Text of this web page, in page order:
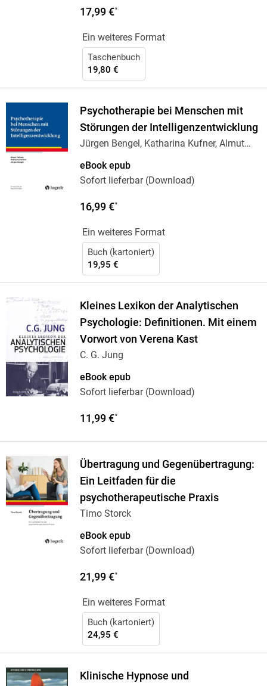
17,99 €*
Ein weiteres Format
Taschenbuch
19,80 €
Psychotherapie bei Menschen mit
Störungen der Intelligenzentwicklung
Jürgen Bengel, Katharina Kufner, Almut
eBook epub
Sofort lieferbar (Download)
16,99 €*
Ein weiteres Format
Buch (kartoniert)
19,95 €
Kleines Lexikon der Analytischen
Psychologie: Definitionen. Mit einem
Vorwort von Verena Kast
C. G. Jung
eBook epub
Sofort lieferbar (Download)
11,99 €*
Übertragung und Gegenübertragung:
Ein Leitfaden für die
psychotherapeutische Praxis
Timo Storck
eBook epub
Sofort lieferbar (Download)
21,99 €*
Ein weiteres Format
Buch (kartoniert)
24,95 €
Klinische Hypnose und